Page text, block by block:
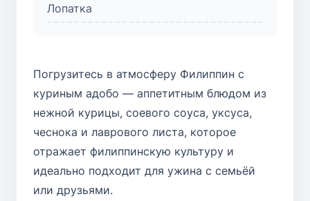
Лопатка
Погрузитесь в атмосферу Филиппин с
куриным адобо — аппетитным блюдом из
нежной курицы, соевого соуса, уксуса,
чеснока и лаврового листа, которое
отражает филиппинскую культуру и
идеально подходит для ужина с семьёй
или друзьями.